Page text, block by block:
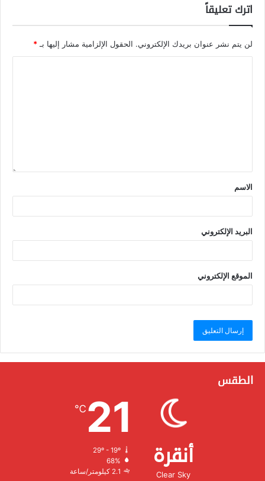
اترك تعليقاً
لن يتم نشر عنوان بريدك الإلكتروني. الحقول الإلزامية مشار إليها بـ *
الاسم
البريد الإلكتروني
الموقع الإلكتروني
الطقس
أنقرة
Clear Sky
21
℃
29º - 19º
الرطوبة:
الرياح: